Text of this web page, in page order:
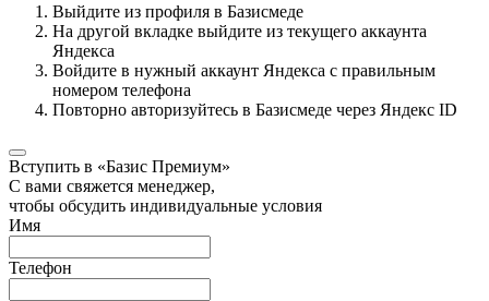
Выйдите из профиля в Базисмеде
На другой вкладке выйдите из текущего аккаунта
Яндекса
Войдите в нужный аккаунт Яндекса с правильным
номером телефона
Повторно авторизуйтесь в Базисмеде через Яндекс ID
Вступить в «Базис Премиум»
С вами свяжется менеджер,
чтобы обсудить индивидуальные условия
Имя
Телефон